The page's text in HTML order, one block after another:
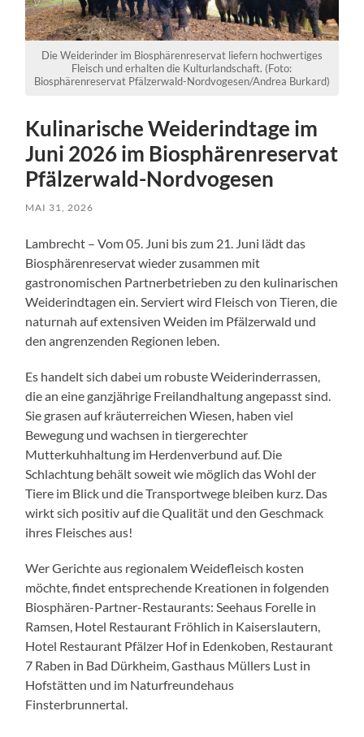
Die Weiderinder im Biosphärenreservat liefern hochwertiges
Fleisch und erhalten die Kulturlandschaft. (Foto:
Biosphärenreservat Pfälzerwald-Nordvogesen/Andrea Burkard)
Kulinarische Weiderindtage im
Juni 2026 im Biosphärenreservat
Pfälzerwald-Nordvogesen
MAI 31, 2026
Lambrecht – Vom 05. Juni bis zum 21. Juni lädt das
Biosphärenreservat wieder zusammen mit
gastronomischen Partnerbetrieben zu den kulinarischen
Weiderindtagen ein. Serviert wird Fleisch von Tieren, die
naturnah auf extensiven Weiden im Pfälzerwald und
den angrenzenden Regionen leben.
Es handelt sich dabei um robuste Weiderinderrassen,
die an eine ganzjährige Freilandhaltung angepasst sind.
Sie grasen auf kräuterreichen Wiesen, haben viel
Bewegung und wachsen in tiergerechter
Mutterkuhhaltung im Herdenverbund auf. Die
Schlachtung behält soweit wie möglich das Wohl der
Tiere im Blick und die Transportwege bleiben kurz. Das
wirkt sich positiv auf die Qualität und den Geschmack
ihres Fleisches aus!
Wer Gerichte aus regionalem Weidefleisch kosten
möchte, findet entsprechende Kreationen in folgenden
Biosphären-Partner-Restaurants: Seehaus Forelle in
Ramsen, Hotel Restaurant Fröhlich in Kaiserslautern,
Hotel Restaurant Pfälzer Hof in Edenkoben, Restaurant
7 Raben in Bad Dürkheim, Gasthaus Müllers Lust in
Hofstätten und im Naturfreundehaus
Finsterbrunnertal.